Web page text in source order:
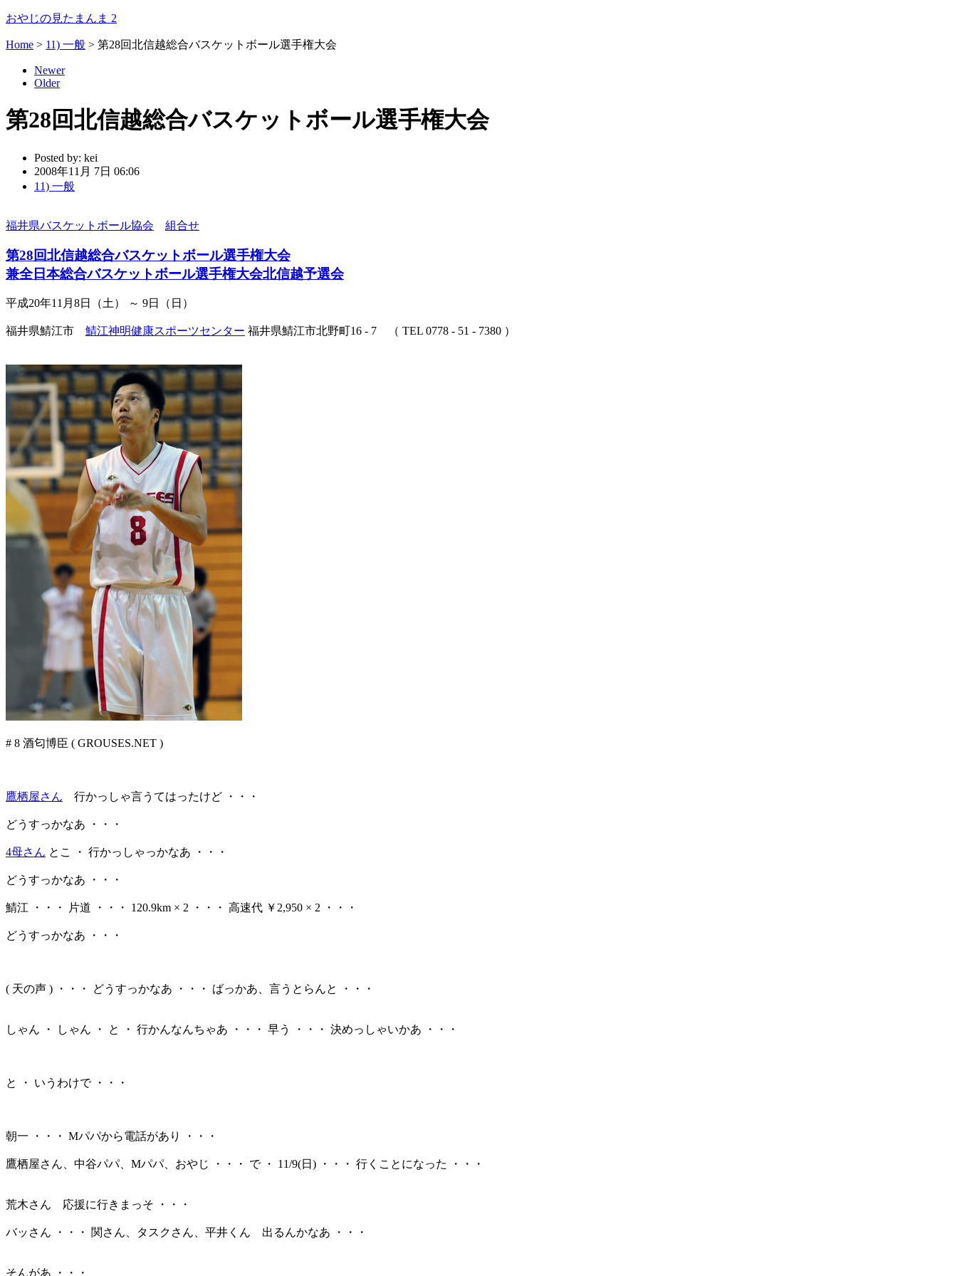
おやじの見たまんま 2
Home > 11) 一般 > 第28回北信越総合バスケットボール選手権大会
Newer
Older
第28回北信越総合バスケットボール選手権大会
Posted by: kei
2008年11月 7日 06:06
11) 一般
福井県バスケットボール協会 組合せ
第28回北信越総合バスケットボール選手権大会
兼全日本総合バスケットボール選手権大会北信越予選会
平成20年11月8日（土） ～ 9日（日）
福井県鯖江市 鯖江神明健康スポーツセンター 福井県鯖江市北野町16 - 7 （ TEL 0778 - 51 - 7380 ）
# 8 酒匂博臣 ( GROUSES.NET )
鷹栖屋さん 行かっしゃ言うてはったけど ・・・
どうすっかなあ ・・・
4母さん とこ ・ 行かっしゃっかなあ ・・・
どうすっかなあ ・・・
鯖江 ・・・ 片道 ・・・ 120.9km × 2 ・・・ 高速代 ￥2,950 × 2 ・・・
どうすっかなあ ・・・
( 天の声 ) ・・・ どうすっかなあ ・・・ ばっかあ、言うとらんと ・・・
しゃん ・ しゃん ・ と ・ 行かんなんちゃあ ・・・ 早う ・・・ 決めっしゃいかあ ・・・
と ・ いうわけで ・・・
朝一 ・・・ Mパパから電話があり ・・・
鷹栖屋さん、中谷パパ、Mパパ、おやじ ・・・ で ・ 11/9(日) ・・・ 行くことになった ・・・
荒木さん 応援に行きまっそ ・・・
バッさん ・・・ 関さん、タスクさん、平井くん 出るんかなあ ・・・
そんがあ ・・・